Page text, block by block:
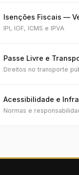
Isenções Fiscais —
IPI, IOF, ICMS e IPVA
Passe Livre e
Direitos no transporte
Acessibilidade e
Normas e